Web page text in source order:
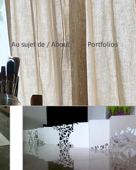
Au sujet de / About Portfolios